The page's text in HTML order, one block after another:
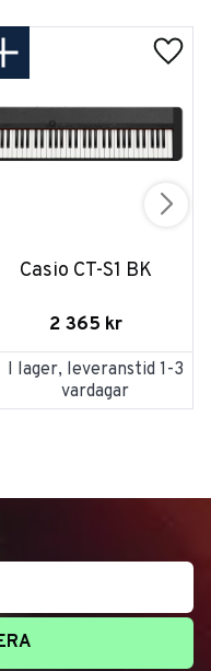
Casio CT-S1 BK
2 365 kr
I lager, leveranstid 1-3
vardagar